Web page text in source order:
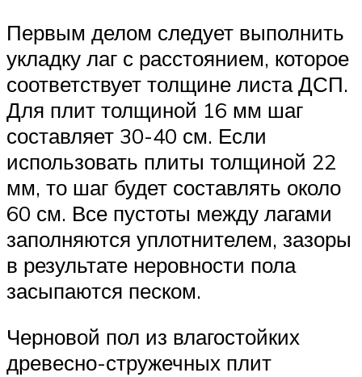
Первым делом следует выполнить
укладку лаг с расстоянием, которое
соответствует толщине листа ДСП.
Для плит толщиной 16 мм шаг
составляет 30-40 см. Если
использовать плиты толщиной 22
мм, то шаг будет составлять около
60 см. Все пустоты между лагами
заполняются уплотнителем, зазоры
в результате неровности пола
засыпаются песком.
Черновой пол из влагостойких
древесно-стружечных плит